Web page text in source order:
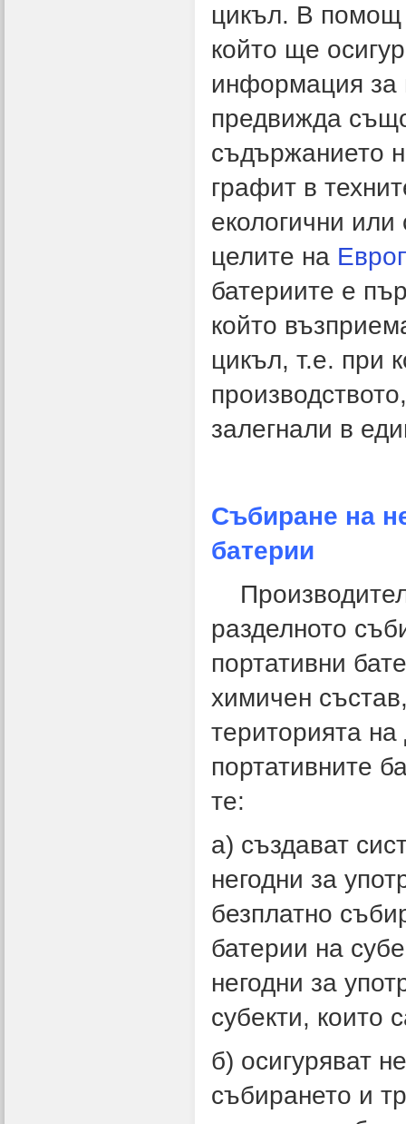
цикъл. В помощ
който ще
информация за
предвижда
съдържанието
графит в
екологични
целите на
батериите е
който
цикъл, т.е. при
залегнали в
Събиране на
батерии
разделното
портативни
химичен
територията
портативните
те:
a) създават
негодни за
безплатно
батерии на
негодни за
субекти, които
б) осигуряват
събирането и